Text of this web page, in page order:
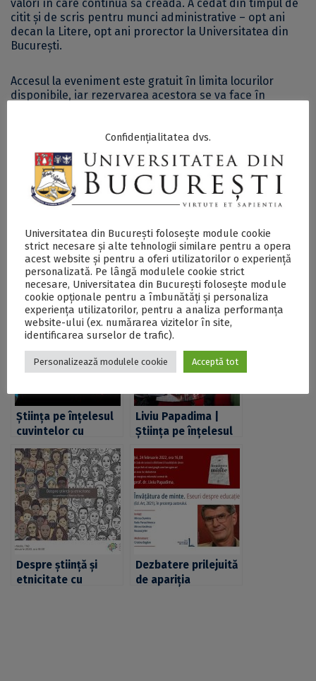
valori în care continuă să creadă. A cedat din timpul de
citit și de scris pentru munci administrative – opt ani
decan la Litere, opt ani prorector la Universitatea din
București.
Accesul la eveniment este gratuit în limita locurilor
disponibile, iar rezervarea acestora se va face în
Conferințele UB – Știința pe înțelesul tuturor sunt
organizate de Grupul de Comunicare a Științei din cadrul
Universității din București în colaborare cu
Direcția
Comunicare, Relații Publice și Marketing a Universității
Cercetare al Universității din București.
Postări Asemănătoare:
Știința pe înțelesul
cuvintelor cu
filologul Liviu
Papadima, în cadrul
seriei conferințelor
Universității din
București – Știința
pe înțelesul tuturor
Liviu Papadima |
Știința pe înțelesul
#cuvintelor
Despre știință și
etnicitate cu
Dezbatere prilejuită
de apariția
Confidențialitatea dvs.
Universitatea din București folosește module cookie
strict necesare și alte tehnologii similare pentru a opera
acest website și pentru a oferi utilizatorilor o experiență
personalizată. Pe lângă modulele cookie strict
necesare, Universitatea din București folosește module
cookie opționale pentru a îmbunătăți și personaliza
experiența utilizatorilor, pentru a analiza performanța
website-ului (ex. numărarea vizitelor în site,
identificarea surselor de trafic).
Personalizează modulele cookie Acceptă tot